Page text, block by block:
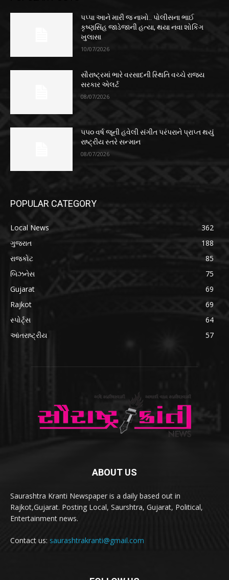
પપ્પા આને મારી જ નાખો.. પોલીસના ભાઈ
કૃષ્ણસિંહ જાડેજાની હત્યા, થયા નવા શોકિંગ
ખુલાસા
10/07/2026
સૌરાષ્ટ્રમાં ભારે વરસાદની સ્થિતિ વચ્ચે રાજ્ય
સરકાર એલર્ટ
08/07/2026
૫૫૦ વર્ષ જૂની હવેલી સંગીત પરંપરાને પ્રાપ્ત થયું
રાષ્ટ્રીય સ્તરે સન્માન
08/07/2026
POPULAR CATEGORY
Local News
362
ગુજરાત
188
રાજકોટ
85
બિઝનેસ
75
Gujarat
69
Rajkot
69
સ્પોર્ટ્સ
64
આંતરાષ્ટ્રીય
57
ABOUT US
Saurashtra Kranti Newspaper is a daily based out in
Rajkot,Gujarat. Posting Local, Saurshtra, Gujarat, Political,
Entertainment news.
Contact us: saurashtrakranti@gmail.com